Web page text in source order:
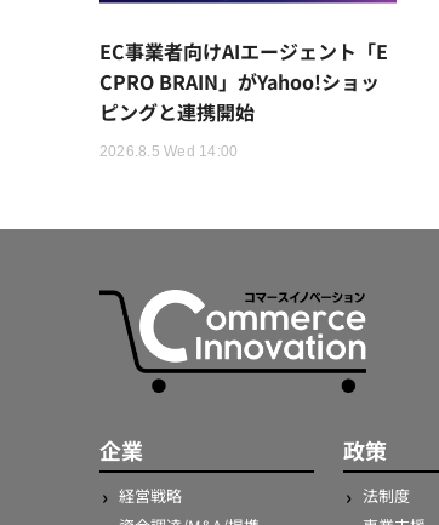
EC事業者向けAIエージェント「E
CPRO BRAIN」がYahoo!ショッ
ピングと連携開始
2026.8.5 Wed 14:00
企業
経営戦略
政策
法制度